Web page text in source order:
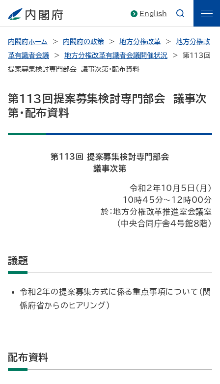
English
内閣府ホーム 内閣府の政策 地方分権改革
地方分権改
革有識者会議
地方分権改革有識者会議開催状況
第113回
提案募集検討専門部会 議事次第・配布資料
第113回提案募集検討専門部会 議事次
第・配布資料
第113回 提案募集検討専門部会
議事次第
令和2年10月5日(月)
10時45分～12時00分
於：地方分権改革推進室会議室
（中央合同庁舎４号館８階）
議題
令和2年の提案募集方式に係る重点事項について（関
係府省からのヒアリング）
配布資料